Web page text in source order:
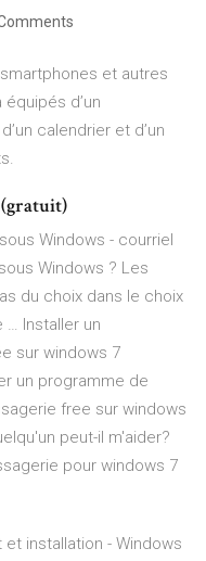
et autres
d’un
calendrier et d’un
Windows - courriel
Windows ? Les
du choix dans le choix
… Installer un
sur windows 7
un programme de
free sur windows
peut-il m'aider?
pour windows 7
installation - Windows